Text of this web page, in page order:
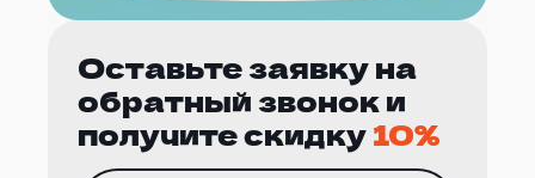
Оставьте заявку на
обратный звонок и
получите скидку10%